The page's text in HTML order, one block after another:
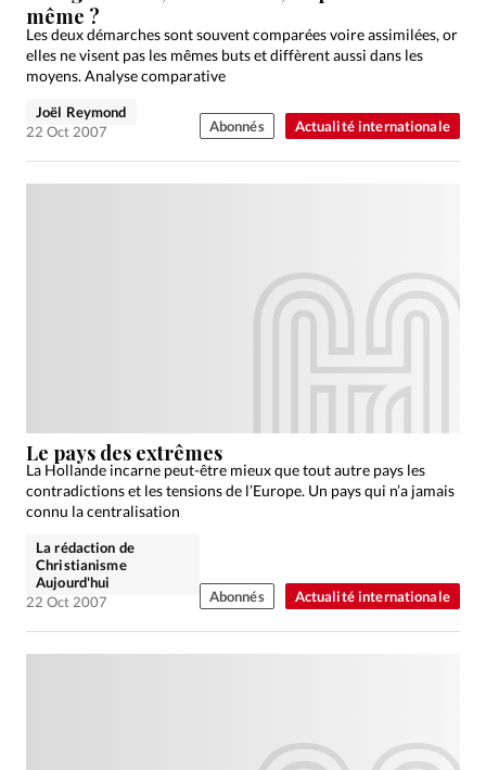
Devise:
RUBRIQUES
Tous les articles
Actualité chrétienne
Actualité internationale
Dossier
Foi Génération réveil
Monde
Actualité internationale
même ?
Les deux démarches sont souvent comparées voire assimilées, or
elles ne visent pas les mêmes buts et diffèrent aussi dans les
moyens. Analyse comparative
Joël Reymond
22 Oct 2007
Abonnés
Actualité internationale
Le pays des extrêmes
La Hollande incarne peut-être mieux que tout autre pays les
contradictions et les tensions de l’Europe. Un pays qui n’a jamais
connu la centralisation
La rédaction de
Christianisme
Aujourd'hui
22 Oct 2007
Abonnés